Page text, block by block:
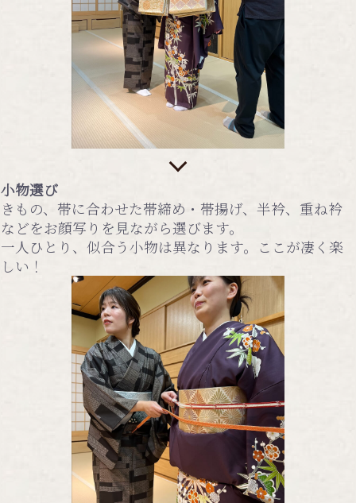
小物選び
きもの、帯に合わせた帯締め・帯揚げ、半衿、重ね衿
などをお顔写りを見ながら選びます。
一人ひとり、似合う小物は異なります。ここが凄く楽
しい！